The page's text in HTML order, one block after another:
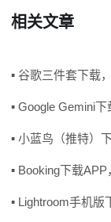
相关文章
▪ 谷歌三件套下载
▪ Google Gemini
▪ 小蓝鸟（推特）
▪ Booking下载
▪ Lightroom手机版